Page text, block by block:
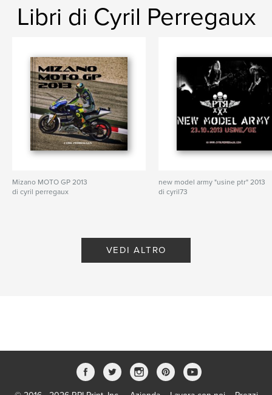
Libri di Cyril Perregaux
Mizano MOTO GP 2013
di cyril perregaux
new model army "usine ptr" 2013
di cyril73
VEDI ALTRO